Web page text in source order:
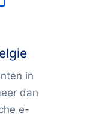
in
dan
e-